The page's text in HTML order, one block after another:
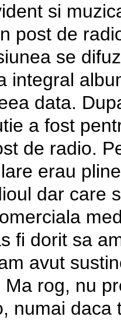
si
post de
se
integral
data.
a fost
de radio.
erau
dar care
fi dorit sa
avut
rog, nu
numai